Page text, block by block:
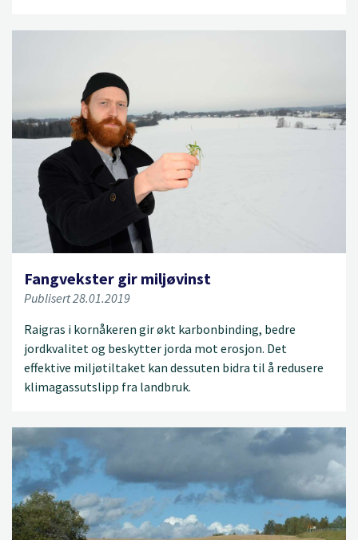
Fangvekster gir miljøvinst
Publisert 28.01.2019
Raigras i kornåkeren gir økt karbonbinding, bedre
jordkvalitet og beskytter jorda mot erosjon. Det
effektive miljøtiltaket kan dessuten bidra til å redusere
klimagassutslipp fra landbruk.